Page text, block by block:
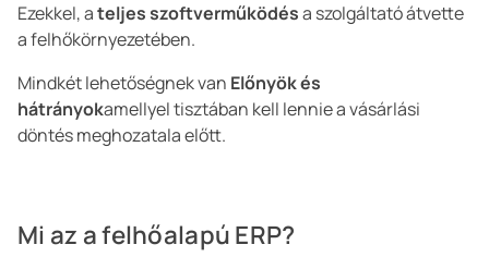
Ezekkel, ateljes szoftverműködésa szolgáltató átvette
a felhőkörnyezetében.
Mindkét lehetőségnek van Előnyök és
hátrányokamellyel tisztában kell lennie a vásárlási
döntés meghozatala előtt.
Mi az a felhőalapú ERP?